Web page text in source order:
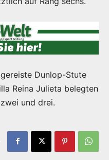
Dunlop-Stute
Reina Julieta belegten
und drei.